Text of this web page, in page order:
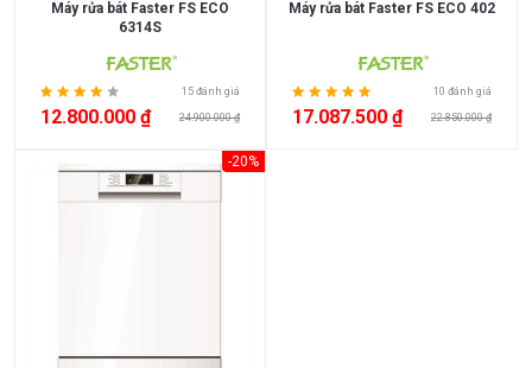
Máy rửa bát Faster FS ECO
6314S
15 đánh giá
12.800.000 ₫ 24.900.000 ₫
Máy rửa bát Faster FS ECO 402
10 đánh giá
17.087.500 ₫ 22.850.000 ₫
-20%